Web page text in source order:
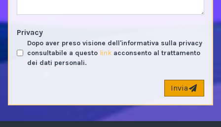
Privacy
Dopo aver preso visione dell'informativa sulla privacy
consultabile a questo link acconsento al trattamento
dei dati personali.
Invia